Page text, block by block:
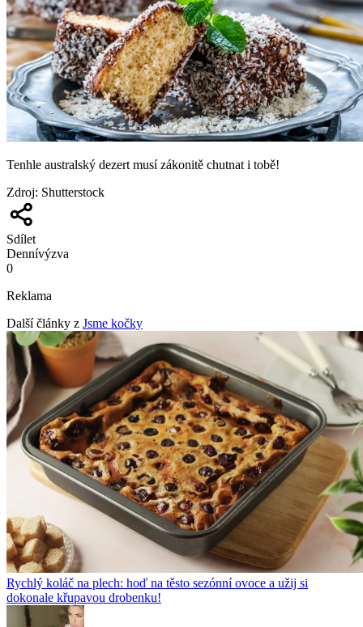
Tenhle australský dezert musí zákonitě chutnat i tobě!
Zdroj: Shutterstock
Sdílet
Dennívýzva
0
Reklama
Další články z Jsme kočky
Rychlý koláč na plech: hoď na těsto sezónní ovoce a užij si
dokonale křupavou drobenku!